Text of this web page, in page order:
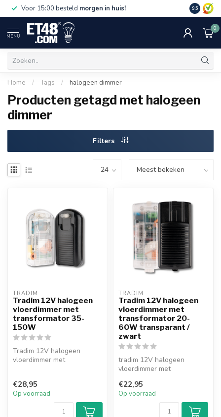
Voor 15:00 besteld morgen in huis! Gratis
€75,-.
9.5
MENU
0
Home / Tags / halogeen dimmer
Producten getagd met halogeen
dimmer
Filters
TRADIM
Tradim 12V halogeen
vloerdimmer met
transformator 35-
150W
Tradim 12V halogeen
vloerdimmer met
€28,95
Op voorraad
TRADIM
Tradim 12V halogeen
vloerdimmer met
transformator 20-
60W transparant /
zwart
tradim 12V halogeen
vloerdimmer met
(20-60W). Geschi...
€22,95
Op voorraad